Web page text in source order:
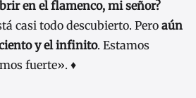
en el flamenco, mi señor?
casi todo descubierto. Pero aún
y el infinito. Estamos
fuerte». ♦